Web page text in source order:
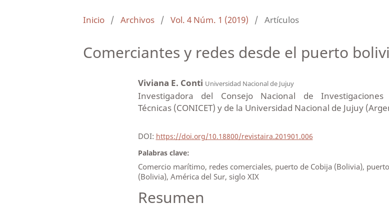
Inicio / Archivos / Vol. 4 Núm. 1 (2019) / Artículos
Comerciantes y redes desde el puerto
Viviana E. Conti Universidad Nacional de Jujuy
Investigadora del Consejo Nacional de
Técnicas (CONICET) y de la Universidad Nacional de Jujuy
DOI: https://doi.org/10.18800/revistaira.201901.006
Palabras clave:
Comercio marítimo, redes comerciales, puerto de Cobija (Bolivia),
(Bolivia), América del Sur, siglo XIX
Resumen